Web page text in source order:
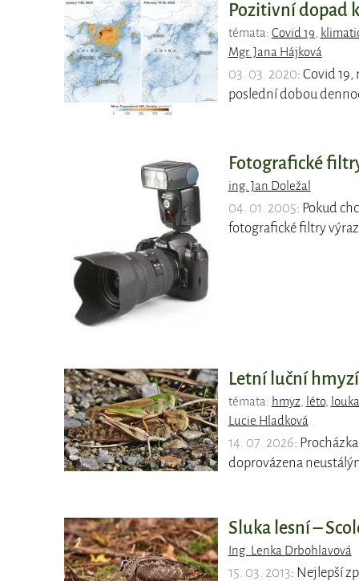
Pozitivní dopad
témata: Covid 19
Mgr. Jana Hájková
03. 03. 2020: Covid
poslední dobou
Fotografické
ing. Jan Doležal
04. 01. 2005: Pokud
fotografické filtry
Letní luční
témata: hmyz, léto,
louka
Lucie Hladková
14. 07. 2026:
doprovázena
Sluka lesní –
Ing. Lenka Drbohlavová
15. 03. 2013: Nejlepší